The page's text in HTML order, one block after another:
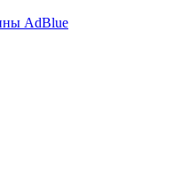
AdBlue